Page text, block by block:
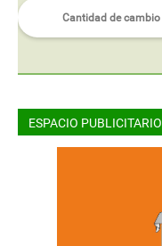
ESPACIO PUBLICITARIO